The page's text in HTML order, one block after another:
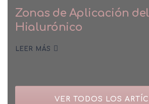
Zonas de Aplicación
Hialurónico
LEER MÁS
VER TODOS LOS